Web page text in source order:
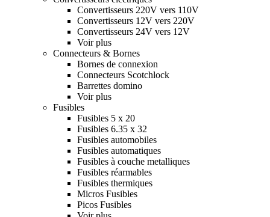
Convertisseurs 220V vers 110V
Convertisseurs 12V vers 220V
Convertisseurs 24V vers 12V
Voir plus
Connecteurs & Bornes
Bornes de connexion
Connecteurs Scotchlock
Barrettes domino
Voir plus
Fusibles
Fusibles 5 x 20
Fusibles 6.35 x 32
Fusibles automobiles
Fusibles automatiques
Fusibles à couche metalliques
Fusibles réarmables
Fusibles thermiques
Micros Fusibles
Picos Fusibles